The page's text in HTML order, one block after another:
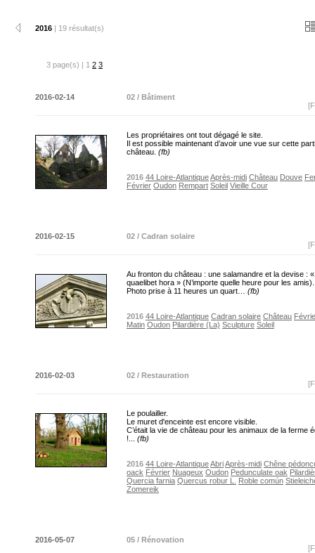
2016 | 19 résultat(s)
3 page(s) | 1 2 3
2016-02-14
02 / Bâtiment
Les propriétaires ont tout dégagé le site.
Il est possible maintenant d’avoir une vue sur cette
château. (fb)
2016 44 Loire-AtlantiqueAprès-midi Château Douve
Février Oudon Rempart Soleil Vieille Cour
2016-02-15
02 / Cadran solaire
Au fronton du château : une salamandre et la devise :
quaelibet hora » (N’importe quelle heure pour les amis).
Photo prise à 11 heures un quart… (fb)
2016 44 Loire-Atlantique Cadran solaire Château
Matin Oudon Pilardière (La) Sculpture Soleil
2016-02-03
02 / Restauration
Le poulailler.
Le muret d'enceinte est encore visible.
C’était la vie de château pour les animaux de la ferme
!... (fb)
2016 44 Loire-AtlantiqueAbriAprès-midi Chêne
oack Février Nuageux Oudon Pedunculate oak
Quercia farnia Quercus robur L. Roble común
Zomereik
2016-05-07
05 / Rénovation